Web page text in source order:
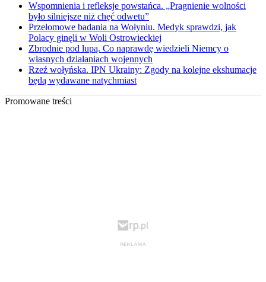
Wspomnienia i refleksje powstańca. „Pragnienie wolności
było silniejsze niż chęć odwetu”
Przełomowe badania na Wołyniu. Medyk sprawdzi, jak
Polacy ginęli w Woli Ostrowieckiej
Zbrodnie pod lupą. Co naprawdę wiedzieli Niemcy o
własnych działaniach wojennych
Rzeź wołyńska. IPN Ukrainy: Zgody na kolejne ekshumacje
będą wydawane natychmiast
Promowane treści